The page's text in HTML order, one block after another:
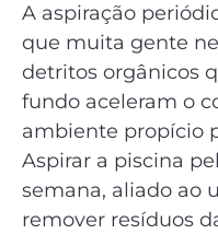
A aspiração
que muita gente
detritos orgânicos
fundo aceleram o
ambiente propício
Aspirar a piscina
semana, aliado ao
remover resíduos